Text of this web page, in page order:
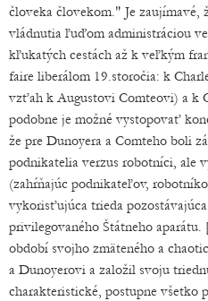
človeka človekom." Je zaujímavé,
vládnutia ľuďom administráciou
kľukatých cestách až k veľkým
faire liberálom 19.storočia: k
vzťah k Augustovi Comteovi) a k
podobne je možné vystopovať
že pre Dunoyera a Comteho boli
podnikatelia verzus robotníci, ale
(zahŕňajúc podnikateľov,
vykorisťujúca trieda
privilegovaného Štátneho
období svojho zmäteného a
a Dunoyerovi a založil svoju
charakteristické, postupne všetko